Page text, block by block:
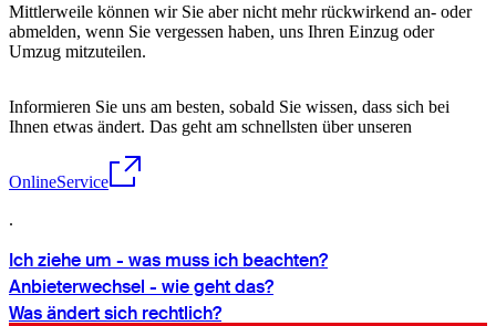
Mittlerweile können wir Sie aber nicht mehr rückwirkend an- oder
abmelden, wenn Sie vergessen haben, uns Ihren Einzug oder
Umzug mitzuteilen.
Informieren Sie uns am besten, sobald Sie wissen, dass sich bei
Ihnen etwas ändert. Das geht am schnellsten über unseren
OnlineService
.
Ich ziehe um - was muss ich beachten?
Anbieterwechsel - wie geht das?
Was ändert sich rechtlich?